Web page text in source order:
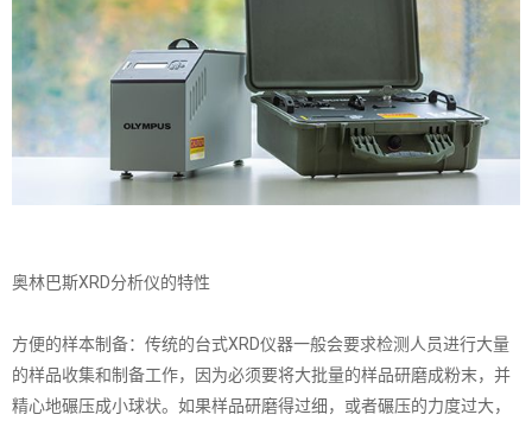
奥林巴斯XRD分析仪的特性
方便的样本制备：传统的台式XRD仪器一般会要求检测人员进行大量
的样品收集和制备工作，因为必须要将大批量的样品研磨成粉末，并
精心地碾压成小球状。如果样品研磨得过细，或者碾压的力度过大，